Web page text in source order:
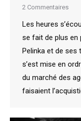
2 Commentaires
Les heures
se fait de plus en
Pelinka et de ses
s’est mise en
du marché des
faisaient